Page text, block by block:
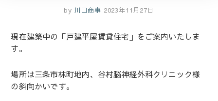
by 川口商事 2023年11月27日
現在建築中の「戸建平屋賃貸住宅」をご案内いたしま
す。
場所は三条市林町地内、谷村脳神経外科クリニック様
の斜向かいです。